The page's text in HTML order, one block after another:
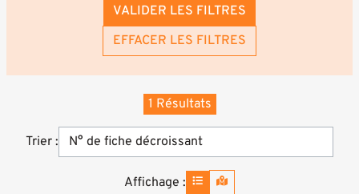
VALIDER LES FILTRES
EFFACER LES FILTRES
Trier :
1 Résultats
Affichage :